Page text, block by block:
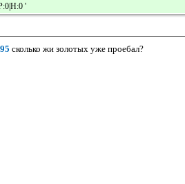
'
сколько жи золотых уже проебал?